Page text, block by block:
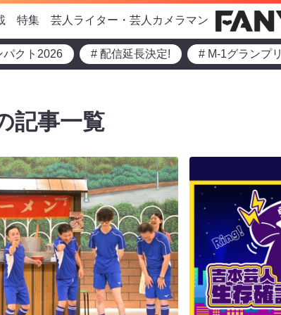
特集 芸人ライター・芸人カメラマン
パクト2026 # 配信延長決定! # M-1グランプリ
記事一覧